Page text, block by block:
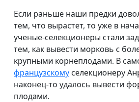
Если раньше наши предки
тем, что вырастет, то уже в
ученые-селекционеры стали
тем, как вывести морковь с
крупными корнеплодами. В
французскому селекционеру
наконец-то удалось вывести
плодами.